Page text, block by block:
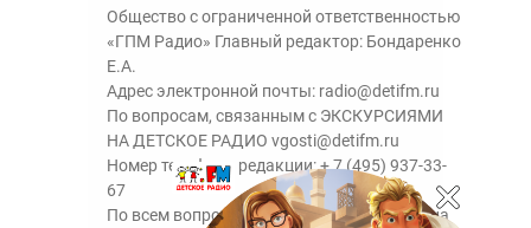
Общество с ограниченной ответственностью
«ГПМ Радио» Главный редактор: Бондаренко
Е.А.
Адрес электронной почты: radio@detifm.ru
По вопросам, связанным с ЭКСКУРСИЯМИ
НА ДЕТСКОЕ РАДИО vgosti@detifm.ru
Номер телефона редакции:+ 7 (495) 937-33-
67
По всем вопросам размещения рекламы на